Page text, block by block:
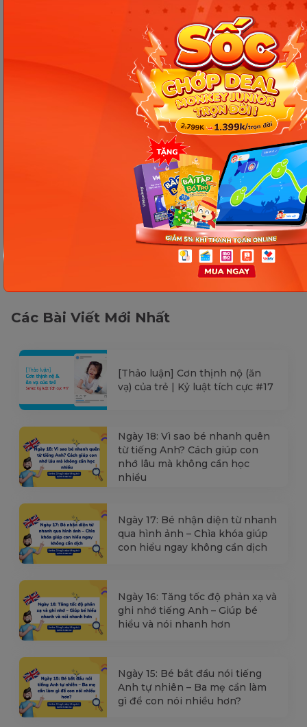
Chia sẻ ngay
Thông tin trong bài viết được tổng hợp nhằm
mục đích tham khảo và có thể thay đổi mà
không cần báo trước. Quý khách vui lòng
kiểm tra lại qua các kênh chính thức hoặc liên
hệ trực tiếp với đơn vị liên quan để nắm bắt
Các Bài Viết Mới Nhất
[Thảo luận] Cơn thịnh nộ (ăn
vạ) của trẻ | Kỷ luật tích cực #17
Ngày 18: Vì sao bé nhanh quên
từ tiếng Anh? Cách giúp con
nhớ lâu mà không cần học
nhiều
Ngày 17: Bé nhận diện từ nhanh
qua hình ảnh – Chìa khóa giúp
con hiểu ngay không cần dịch
Ngày 16: Tăng tốc độ phản xạ và
ghi nhớ tiếng Anh – Giúp bé
hiểu và nói nhanh hơn
Ngày 15: Bé bắt đầu nói tiếng
Anh tự nhiên – Ba mẹ cần làm
gì để con nói nhiều hơn?